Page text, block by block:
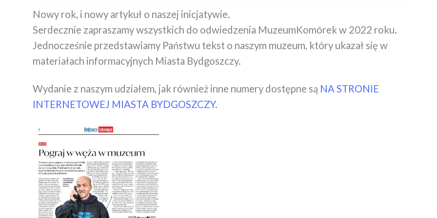
Nowy rok, i nowy artykuł o naszej inicjatywie.
Serdecznie zapraszamy wszystkich do odwiedzenia MuzeumKomórek w 2022 roku.
Jednocześnie przedstawiamy Państwu tekst o naszym muzeum, który ukazał się w
materiałach informacyjnych Miasta Bydgoszczy.
Wydanie z naszym udziałem, jak również inne numery dostępne są NA STRONIE
INTERNETOWEJ MIASTA BYDGOSZCZY.